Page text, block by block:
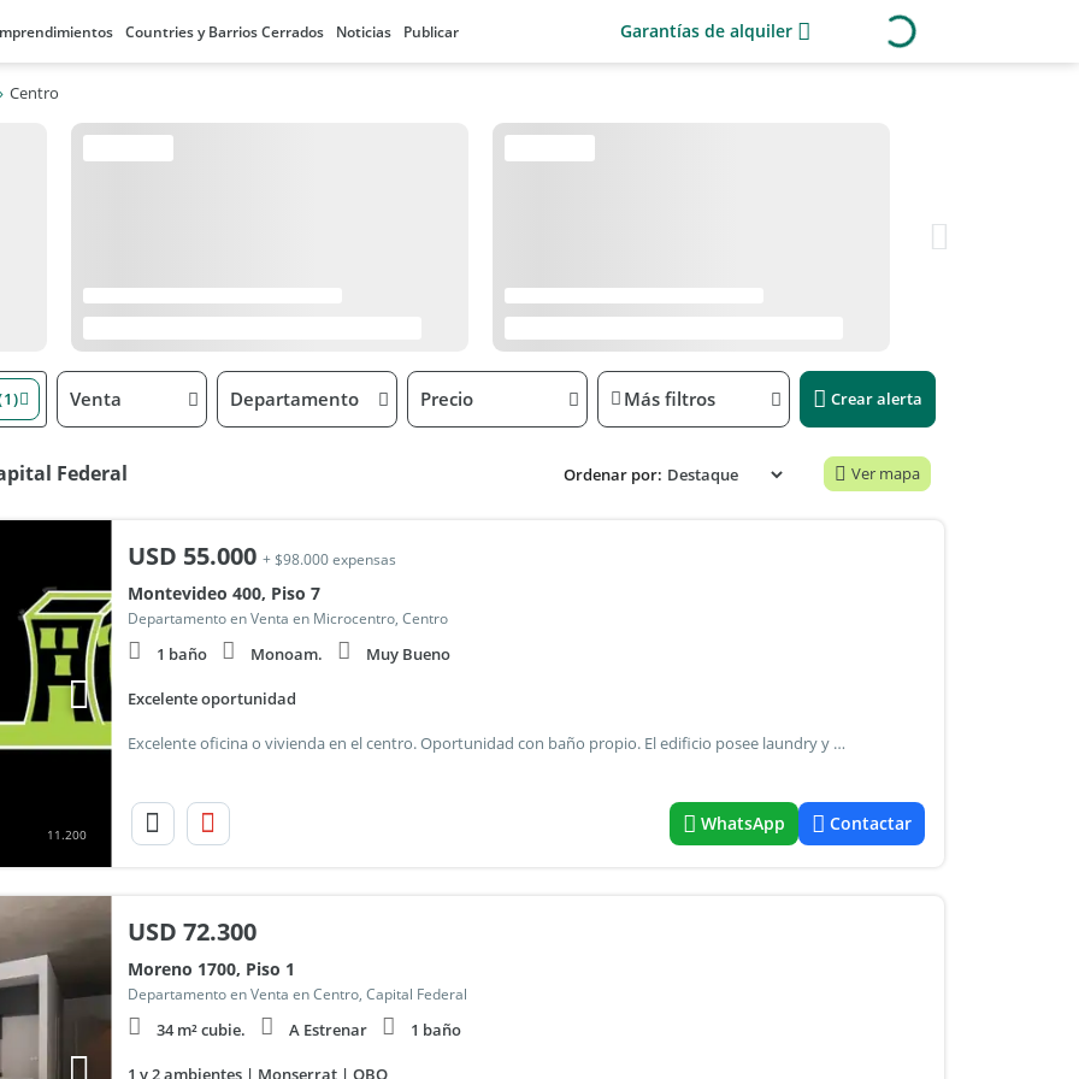
Countries y Barrios Cerrados Noticias Publicar Garantías de alquiler
Centro
Venta Departamento Precio Más filtros Crear alerta
Federal Ordenar por: Ver mapa
11.200
USD 55.000 + $98.000 expensas
Montevideo 400, Piso 7
Departamento en Venta en Microcentro, Centro
1 baño Monoam. Muy Bueno
Excelente oportunidad
Excelente oficina o vivienda en el centro. Oportunidad con baño propio. El edificio posee laundry y terraza. Consulte por créditos de hasta el 30% conforme la ley 5115 de accesibilidad el inmueble no posee acceso para personas con movilidad reducida. Alberto capmany cpi 3378.
WhatsApp Contactar
USD 72.300
Moreno 1700, Piso 1
Departamento en Venta en Centro, Capital Federal
34 m² cubie. A Estrenar 1 baño
1 y 2 ambientes | Monserrat | QBO